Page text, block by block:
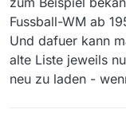
Fussball-WM ab
Und dafuer kann
alte Liste jeweils
neu zu laden -